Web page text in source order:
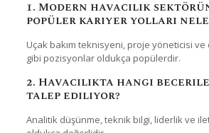
1. Modern havacılık
popüler kariyer yolları
Uçak bakım teknisyeni, proje yöneticisi
gibi pozisyonlar oldukça popülerdir.
2. Havacılıkta hangi
talep ediliyor?
Analitik düşünme, teknik bilgi, liderlik ve